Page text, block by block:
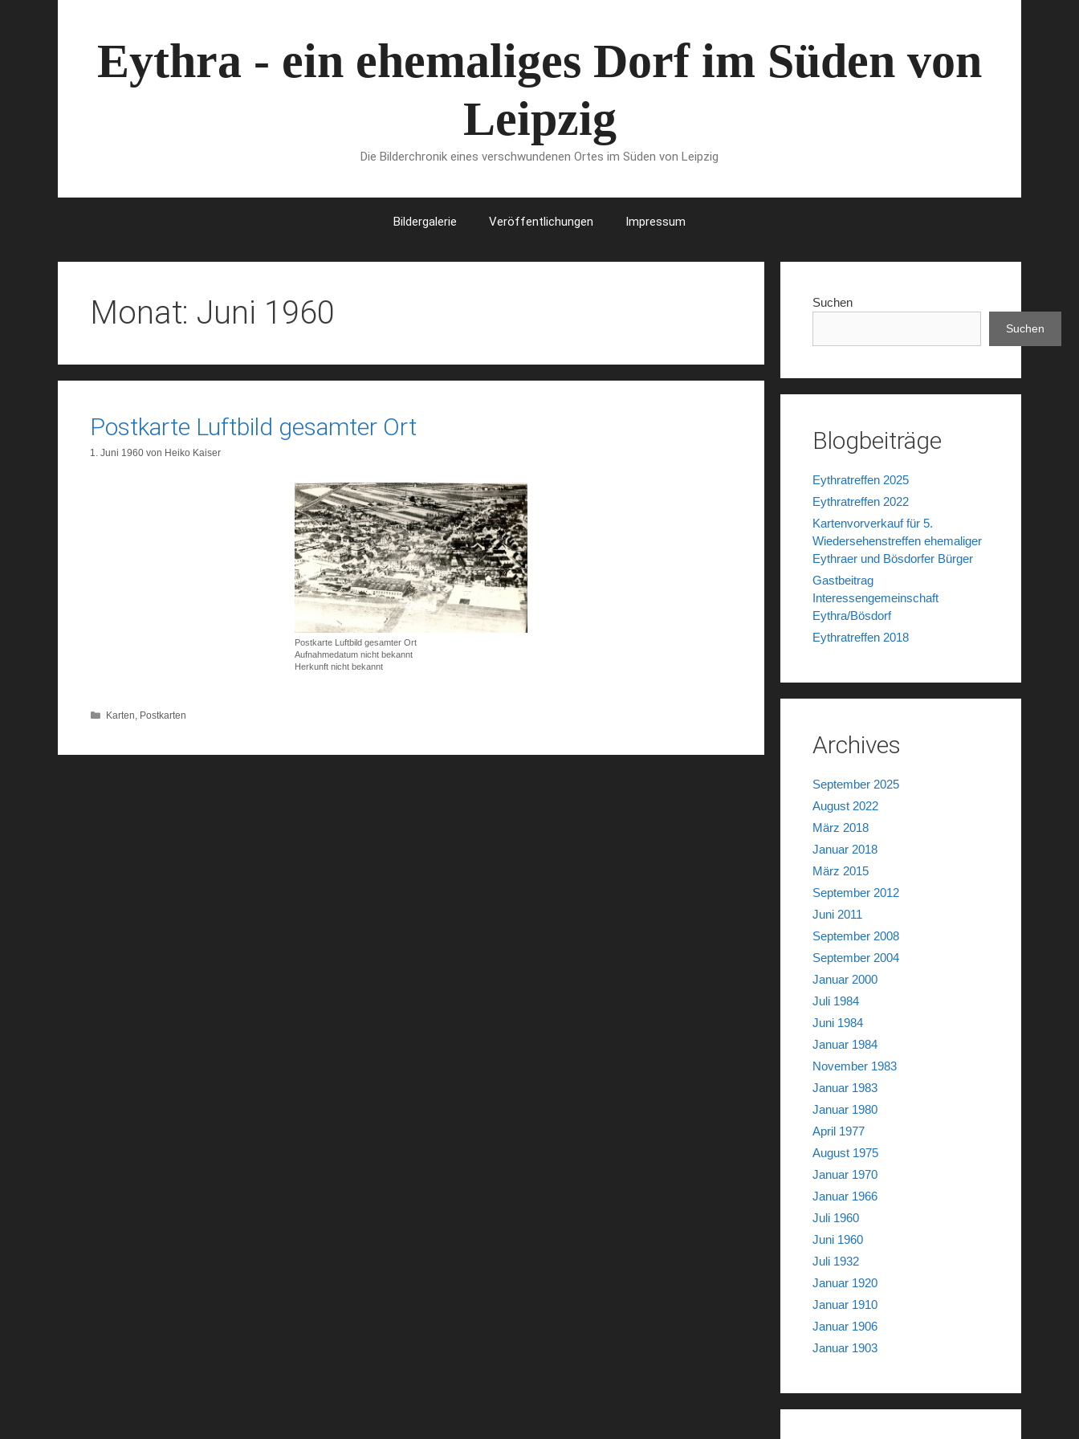
Eythra - ein ehemaliges Dorf im Süden von
Leipzig
Die Bilderchronik eines verschwundenen Ortes im Süden von Leipzig
Bildergalerie Veröffentlichungen Impressum
Monat: Juni 1960
Postkarte Luftbild gesamter Ort
1. Juni 1960 von Heiko Kaiser
Postkarte Luftbild gesamter Ort
Aufnahmedatum nicht bekannt
Herkunft nicht bekannt
Kategorien
Karten, Postkarten
Suchen
Suchen
Blogbeiträge
Eythratreffen 2025
Eythratreffen 2022
Kartenvorverkauf für 5.
Wiedersehenstreffen ehemaliger
Eythraer und Bösdorfer Bürger
Gastbeitrag
Interessengemeinschaft
Eythra/Bösdorf
Eythratreffen 2018
Archives
September 2025
August 2022
März 2018
Januar 2018
März 2015
September 2012
Juni 2011
September 2008
September 2004
Januar 2000
Juli 1984
Juni 1984
Januar 1984
November 1983
Januar 1983
Januar 1980
April 1977
August 1975
Januar 1970
Januar 1966
Juli 1960
Juni 1960
Juli 1932
Januar 1920
Januar 1910
Januar 1906
Januar 1903